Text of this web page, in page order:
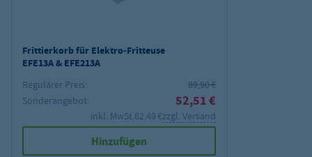
Frittierkorb für Elektro-Fritteuse
EFE13A & EFE213A
Regulärer Preis:
89,90 €
Sonderangebot:
52,51 €
inkl. MwSt.62,49 €zzgl. Versand
Hinzufügen